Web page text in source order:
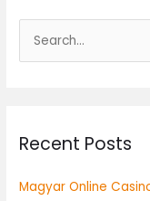
c
f
Recent Posts
Magyar Online